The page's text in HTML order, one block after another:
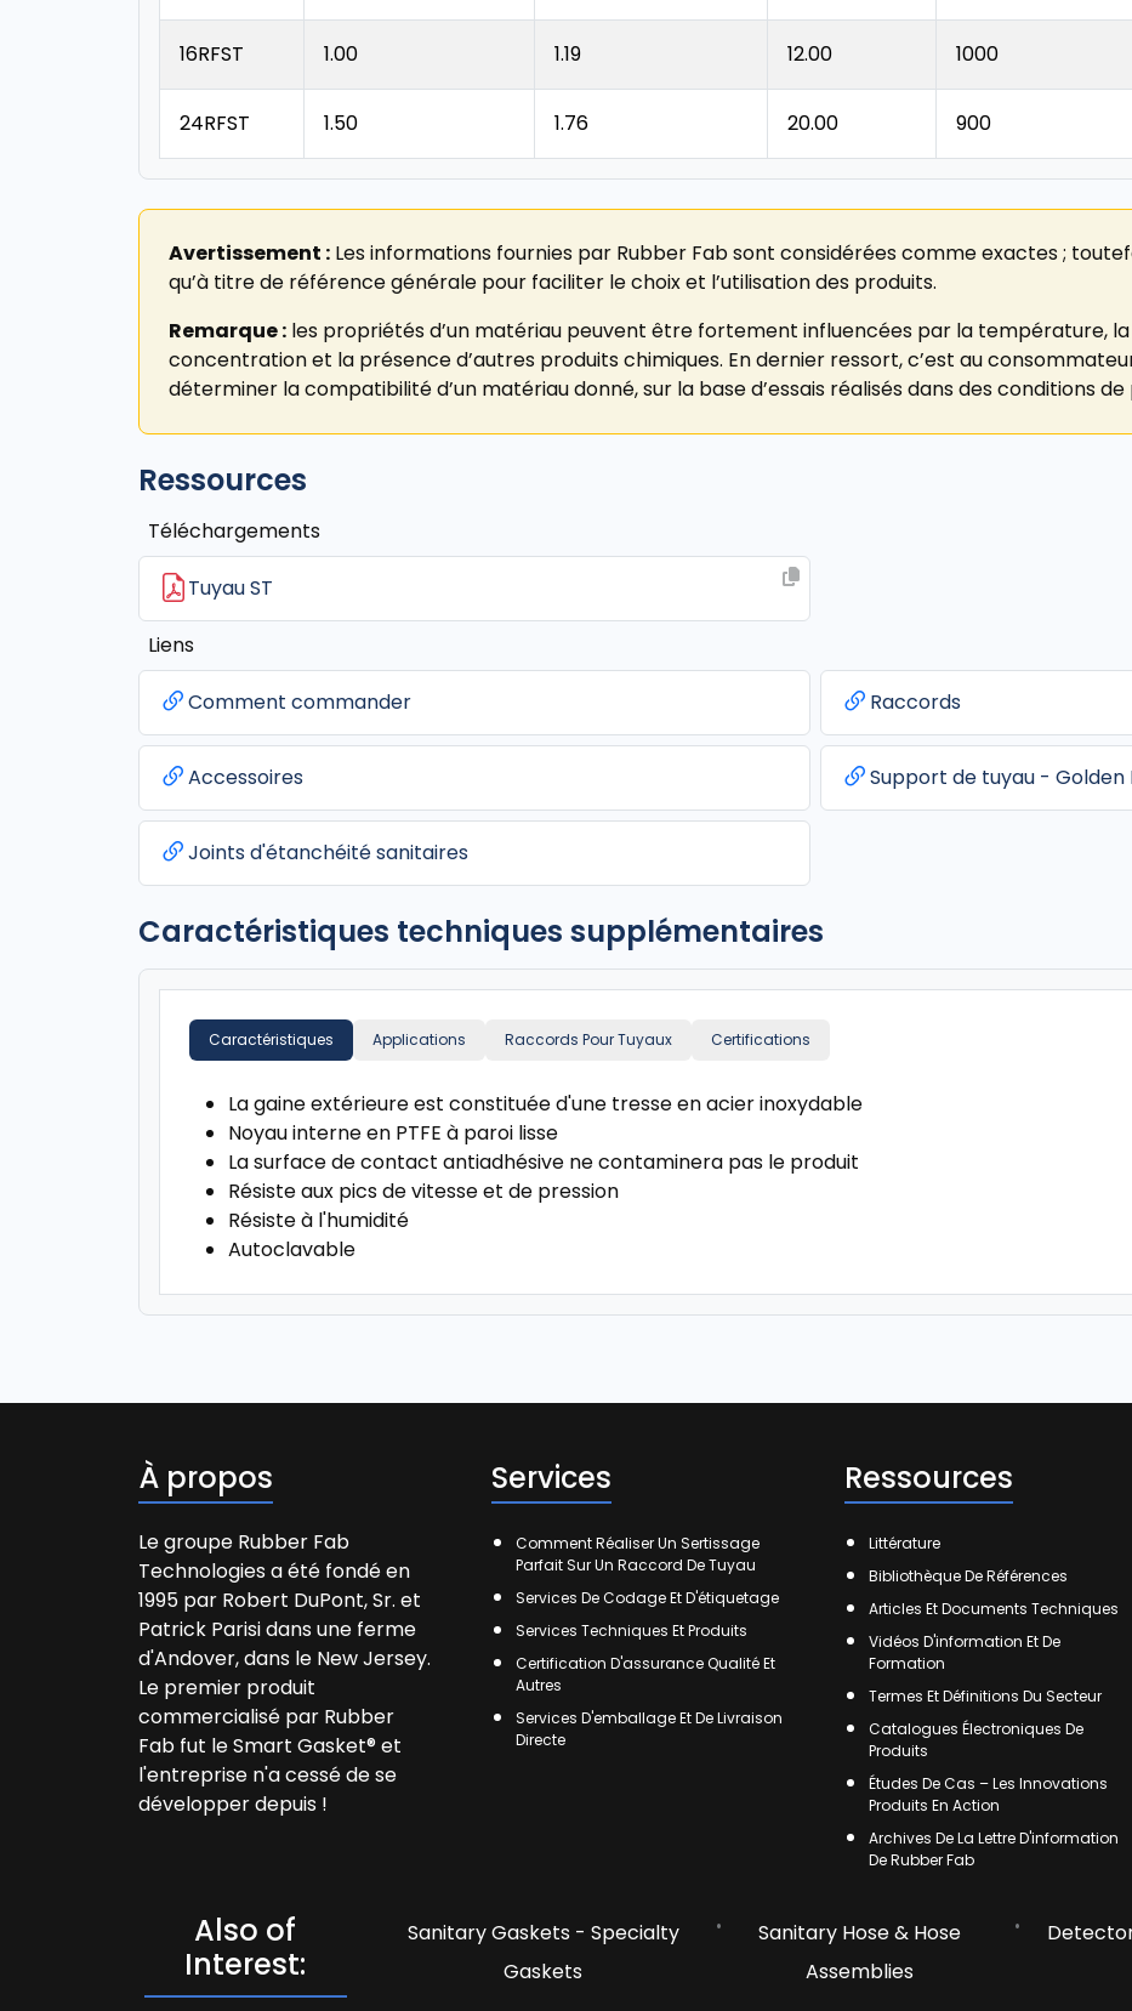
16RFST 1.00 1.19 12.00 1000
24RFST 1.50 1.76 20.00 900
Avertissement : Les informations fournies par Rubber Fab sont considérées comme exactes ;
qu’à titre de référence générale pour faciliter le choix et l’utilisation des produits.
Remarque : les propriétés d’un matériau peuvent être fortement influencées par la température, la
concentration et la présence d’autres produits chimiques. En dernier ressort, c’est au
déterminer la compatibilité d’un matériau donné, sur la base d’essais réalisés dans des conditions
Ressources
Téléchargements
Tuyau ST
Liens
Comment commander Raccords
Accessoires Support de tuyau - Golden
Joints d'étanchéité sanitaires
Caractéristiques techniques supplémentaires
Caractéristiques Applications Raccords Pour Tuyaux Certifications
La gaine extérieure est constituée d'une tresse en acier inoxydable
Noyau interne en PTFE à paroi lisse
La surface de contact antiadhésive ne contaminera pas le produit
Résiste aux pics de vitesse et de pression
Résiste à l'humidité
Autoclavable
À propos
Le groupe Rubber Fab
Technologies a été fondé en
1995 par Robert DuPont, Sr. et
Patrick Parisi dans une ferme
d'Andover, dans le New Jersey.
Le premier produit
commercialisé par Rubber
Fab fut le Smart Gasket® et
l'entreprise n'a cessé de se
développer depuis !
Services
Comment Réaliser Un Sertissage
Parfait Sur Un Raccord De Tuyau
Services De Codage Et D'étiquetage
Services Techniques Et Produits
Certification D'assurance Qualité Et
Autres
Services D'emballage Et De Livraison
Directe
Ressources
Littérature
Bibliothèque De Références
Articles Et Documents Techniques
Vidéos D'information Et De
Formation
Termes Et Définitions Du Secteur
Catalogues Électroniques De
Produits
Études De Cas – Les Innovations
Produits En Action
Archives De La Lettre D'information
De Rubber Fab
Also of
Interest:
Sanitary Gaskets - Specialty
Gaskets
Sanitary Hose & Hose
Assemblies